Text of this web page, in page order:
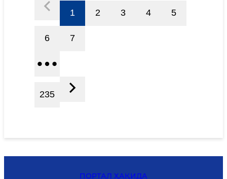
1 2 3 4 5
6 7
235
ПОРТАЛ ҲАҚИДА